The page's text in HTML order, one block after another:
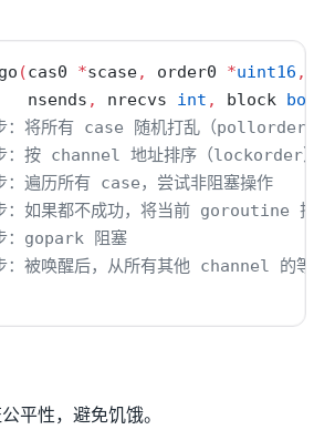
(cas0 *scase, order0 *uint16 ,
nsends
, nrecvs int , block bool
将所有 case 随机打乱（pollorder）
按 channel 地址排序（lockorder），
遍历所有 case，尝试非阻塞操作
如果都不成功，将当前 goroutine 挂
gopark 阻塞
被唤醒后，从所有其他 channel 的等待
平性，避免饥饿。